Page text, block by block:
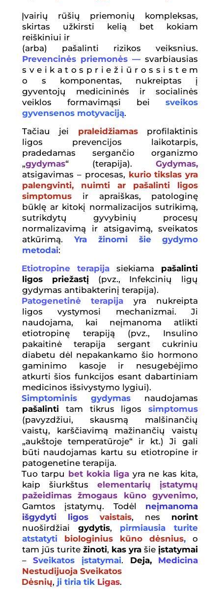
Įvairių rūšių priemonių kompleksas,
skirtas užkirsti kelią bet kokiam
reiškiniui ir
(arba) pašalinti rizikos veiksnius.
Prevencinės priemonės —svarbiausias
s v e i k a t o s p r i e ž i ū r o s s i s t e m
o s komponentas, nukreiptas į
gyventojų medicininės ir socialinės
veiklos formavimąsi beisveikos
gyvensenos motyvaciją.
Tačiau jei praleidžiamasprofilaktinis
ligos prevencijos laikotarpis,
pradedamas sergančio organizmo
„gydymas“ (terapija).Gydymas,
atsigavimas – procesas, kurio tikslas yra
palengvinti, nuimti ar pašalinti ligos
simptomus ir apraiškas, patologinę
būklę ar kitokį normalizacijos sutrikimą,
sutrikdytų gyvybinių procesų
normalizavimą ir atsigavimą, sveikatos
atkūrimą.Yra žinomi šie gydymo
metodai:
Etiotropine terapija siekiama pašalinti
ligos priežastį(pvz., Infekcinių ligų
gydymas antibakterinį terapija).
Patogenetinė terapija yra nukreipta
ligos vystymosi mechanizmai. Ji
naudojama, kai neįmanoma atlikti
etiotropinę terapiją (pvz., Insulino
pakaitinė terapija sergant cukriniu
diabetu dėl nepakankamo šio hormono
gaminimo kasoje ir nesugebėjimo
atkurti šios funkcijos esant dabartiniam
medicinos išsivystymo lygiui).
Simptominis gydymas naudojamas
pašalinti tam tikrus ligossimptomus
(pavyzdžiui, skausmą malšinančių
vaistų, karščiavimą mažinančių vaistų
„aukštoje temperatūroje“ ir kt.) Ji gali
būti naudojamas kartu su etiotropine ir
patogenetine terapija.
Tuo tarpu bet kokia ligayra ne kas kita,
kaip šiurkštuselementarių įstatymų
pažeidimas žmogaus kūno gyvenimo,
Gamtos įstatymų. Todėl neįmanoma
išgydyti ligosvaistais, nes norint
nuoširdžiai gydytis, pirmiausia turite
atstatyti biologinius kūno dėsnius, o
tam jūs turite žinoti, kas yra šie įstatymai
–Sveikatos įstatymai. Deja,
Medicina
Nestudijuoja Sveikatos
Dėsnių, ji tiria tik Ligas.